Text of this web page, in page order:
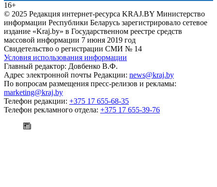
16+
© 2025 Редакция интернет-ресурса KRAJ.BY Министерство
информации Республики Беларусь зарегистрировало сетевое
издание «Kraj.by» в Государственном реестре средств
массовой информации 7 июня 2019 год
Свидетельство о регистрации СМИ № 14
Условия использования информации
Главный редактор: Довбенко В.Ф.
Адрес электронной почты Редакции: news@kraj.by
По вопросам размещения пресс-релизов и рекламы:
marketing@kraj.by
Телефон редакции: +375 17 655-68-35
Телефон рекламного отдела: +375 17 655-39-76